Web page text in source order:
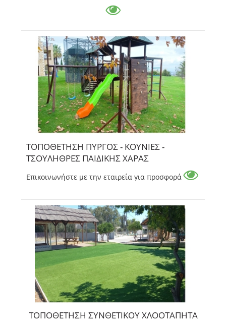
ΤΟΠΟΘΕΤΗΣΗ ΠΥΡΓΟΣ - ΚΟΥΝΙΕΣ -
ΤΣΟΥΛΗΘΡΕΣ ΠΑΙΔΙΚΗΣ ΧΑΡΑΣ
Επικοινωνήστε με την εταιρεία για προσφορά
ΤΟΠΟΘΕΤΗΣΗ ΣΥΝΘΕΤΙΚΟΥ ΧΛΟΟΤΑΠΗΤΑ